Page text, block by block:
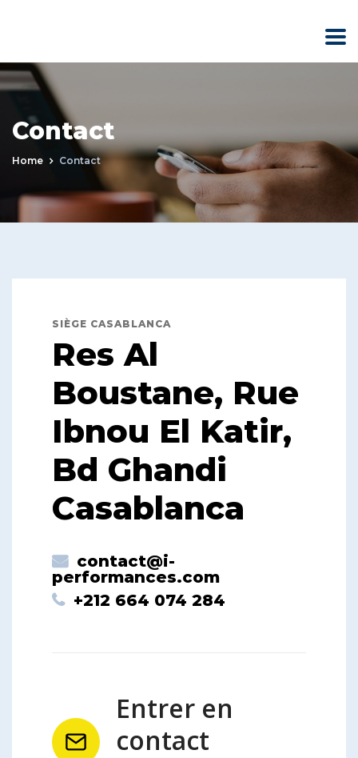
Contact
Home Contact
SIÈGE CASABLANCA
Res Al
Boustane, Rue
Ibnou El Katir,
Bd Ghandi
Casablanca
contact@i-
performances.com
+212 664 074 284
Entrer en
contact